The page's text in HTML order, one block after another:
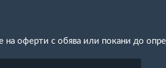
на оферти с обява или покани до